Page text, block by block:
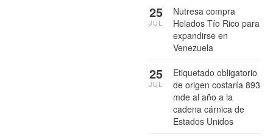
Nutresa compra
Helados Tío Rico para
expandirse en
Venezuela
25
JUL
Etiquetado obligatorio
de origen costaría 893
mde al año a la
cadena cárnica de
Estados Unidos
25
JUL